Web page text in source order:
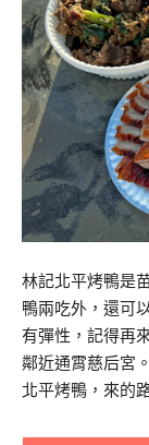
林記北平烤鴨是
鴨兩吃外，還可
有彈性，記得再
鄰近通霄慈后宮
北平烤鴨，來的